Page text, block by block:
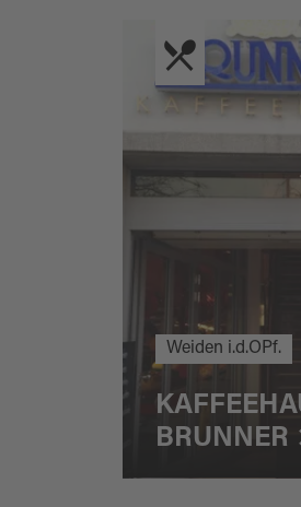
Weiden i.d.OPf.
BRUNNER